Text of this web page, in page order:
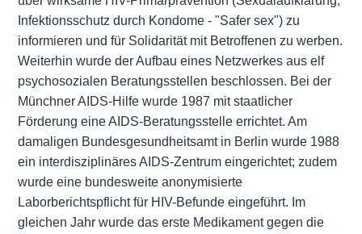
Infektionsschutz durch Kondome - "Safer sex") zu
informieren und für Solidarität mit Betroffenen zu werben.
Weiterhin wurde der Aufbau eines Netzwerkes aus elf
psychosozialen Beratungsstellen beschlossen. Bei der
Münchner AIDS-Hilfe wurde 1987 mit staatlicher
Förderung eine AIDS-Beratungsstelle errichtet. Am
damaligen Bundesgesundheitsamt in Berlin wurde 1988
ein interdisziplinäres AIDS-Zentrum eingerichtet; zudem
wurde eine bundesweite anonymisierte
Laborberichtspflicht für HIV-Befunde eingeführt. Im
gleichen Jahr wurde das erste Medikament gegen die